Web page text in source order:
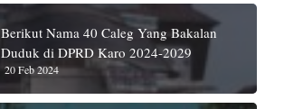
Berikut Nama 40 Caleg Yang Bakalan
Duduk di DPRD Karo 2024-2029
20 Feb 2024